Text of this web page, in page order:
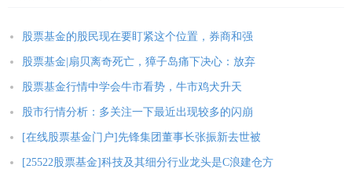
股票基金的股民现在要盯紧这个位置，券商和强
股票基金|扇贝离奇死亡，獐子岛痛下决心：放弃
股票基金行情中学会牛市看势，牛市鸡犬升天
股市行情分析：多关注一下最近出现较多的闪崩
[在线股票基金门户]先锋集团董事长张振新去世被
[25522股票基金]科技及其细分行业龙头是C浪建仓方